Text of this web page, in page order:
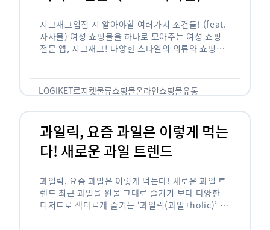
지그재그입점 시 알아야할 여러가지 조건들! (feat.
자사몰) 여성 쇼핑몰을 하나로 모아주는 여성 쇼핑
전문 앱, 지그재그! 다양한 스타일의 의류와 쇼핑몰
LOGIKET로지켓물류쇼핑몰온라인쇼핑몰유통
과일릭, 요즘 과일은 이렇게 먹는
다! 새로운 과일 트렌드
과일릭, 요즘 과일은 이렇게 먹는다! 새로운 과일 트
렌드 최근 과일을 원물 그대로 즐기기 보다 다양한
디저트로 색다르게 즐기는 ‘과일릭(과일+holic)’ 트